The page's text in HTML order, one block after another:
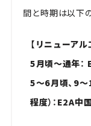
間と時期は以下
【リニューアル
5月頃～通年：
5～6月頃、9
程度）：E2A